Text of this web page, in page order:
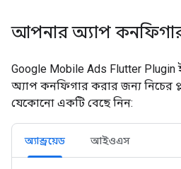
আপনার অ্যাপ
Google Mobile Ads Flutter Plugin
অ্যাপ কনফিগার করার জন্য নিচের
যেকোনো একটি বেছে নিন:
অ্যান্ড্রয়েড আইওএস